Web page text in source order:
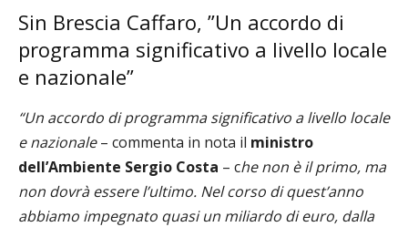
Sin Brescia Caffaro, ”Un accordo di
programma significativo a livello locale
e nazionale”
“Un accordo di programma significativo a livello locale
e nazionale– commenta in nota il ministro
dell’Ambiente Sergio Costa – che non è il primo, ma
non dovrà essere l’ultimo. Nel corso di quest’anno
abbiamo impegnato quasi un miliardo di euro, dalla